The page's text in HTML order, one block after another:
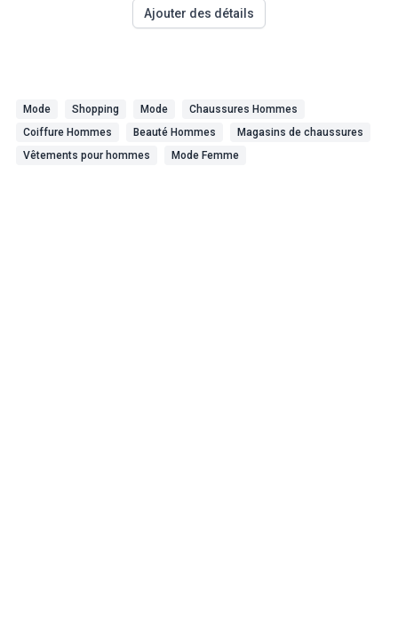
Ajouter des détails
Mode Shopping Mode
Chaussures Hommes
Coiffure Hommes
Beauté Hommes
Magasins de chaussures
Vêtements pour hommes
Mode Femme